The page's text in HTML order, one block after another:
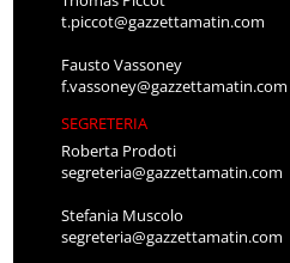
t.piccot@gazzettamatin.com
Fausto Vassoney
f.vassoney@gazzettamatin.com
SEGRETERIA
Roberta Prodoti
segreteria@gazzettamatin.com
Stefania Muscolo
segreteria@gazzettamatin.com